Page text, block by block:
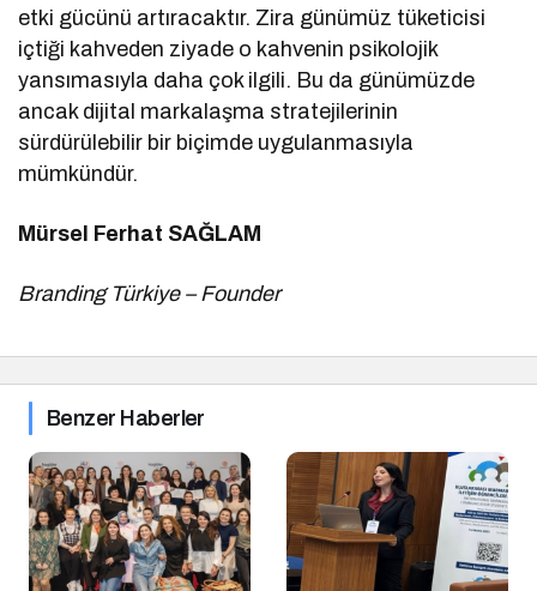
etki gücünü artıracaktır. Zira günümüz tüketicisi
içtiği kahveden ziyade o kahvenin psikolojik
yansımasıyla daha çok ilgili. Bu da günümüzde
ancak dijital markalaşma stratejilerinin
sürdürülebilir bir biçimde uygulanmasıyla
mümkündür.
Mürsel Ferhat SAĞLAM
Branding Türkiye – Founder
Benzer Haberler